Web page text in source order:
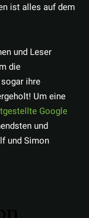
ist alles auf dem
und Leser
die
ihre
Um eine
Google
und
und Simon